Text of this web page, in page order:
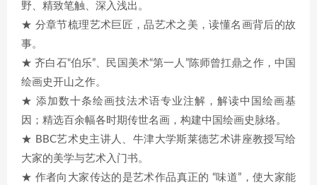
野、精致笔触、深入浅出。
★ 分章节梳理艺术巨匠，品艺术之美，读懂名画背后的故
事。
★ 齐白石“伯乐”、民国美术“第一人”陈师曾扛鼎之作，中国
绘画史开山之作。
★ 添加数十条绘画技法术语专业注解，解读中国绘画基
因；精选百余幅各时期传世名画，构建中国绘画史脉络。
★ BBC艺术史主讲人、牛津大学斯莱德艺术讲座教授写给
大家的美学与艺术入门书。
★ 作者向大家传达的是艺术作品真正的 “味道”，使大家能